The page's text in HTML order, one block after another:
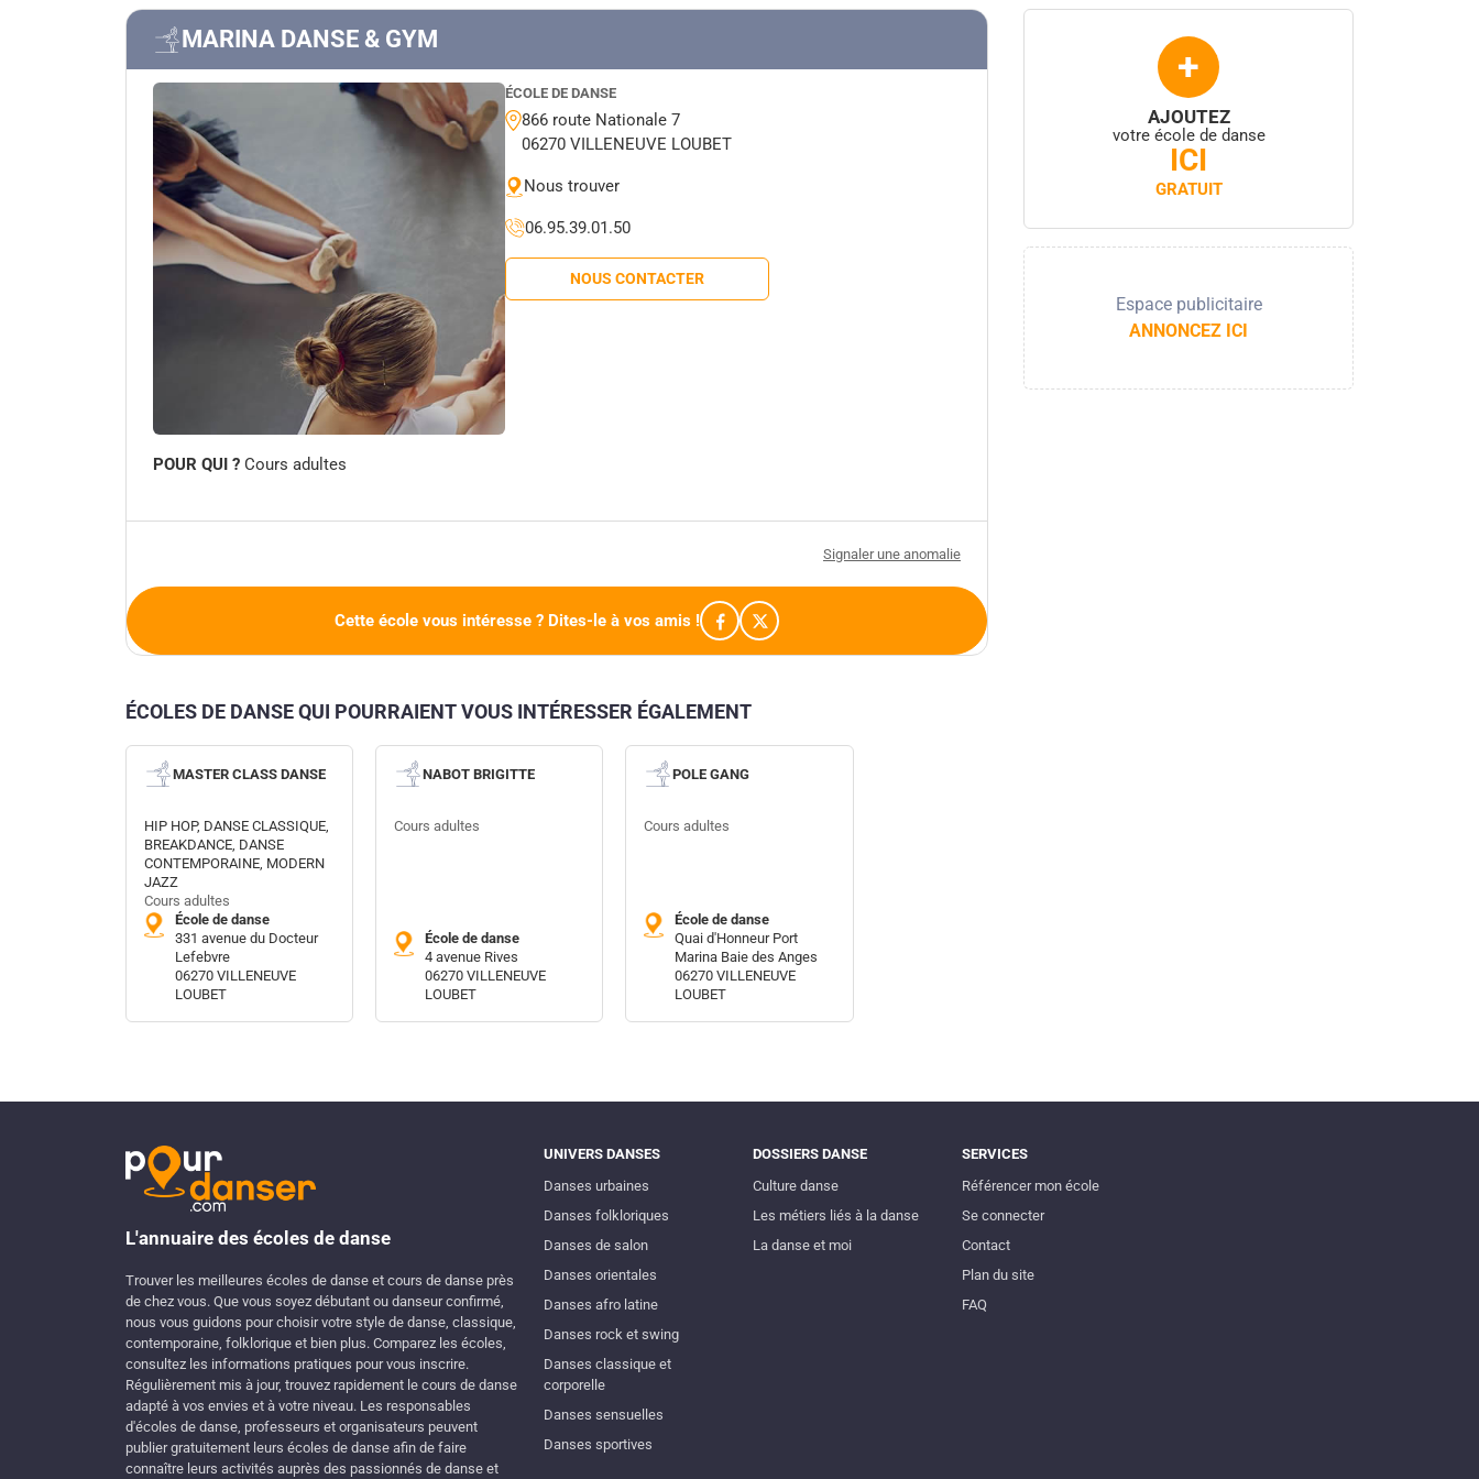
MARINA DANSE & GYM
ÉCOLE DE DANSE
866 route Nationale 7
06270 VILLENEUVE LOUBET
Nous trouver
06.95.39.01.50
NOUS CONTACTER
POUR QUI ? Cours adultes
Signaler une anomalie
Cette école vous intéresse ? Dites-le à vos amis !
+
AJOUTEZ
votre école de danse
ICI
GRATUIT
Espace publicitaire
ANNONCEZ ICI
ÉCOLES DE DANSE QUI POURRAIENT VOUS INTÉRESSER ÉGALEMENT
MASTER CLASS DANSE
HIP HOP, DANSE CLASSIQUE,
BREAKDANCE, DANSE
CONTEMPORAINE, MODERN
JAZZ
Cours adultes
École de danse
331 avenue du Docteur
Lefebvre
06270 VILLENEUVE
LOUBET
NABOT BRIGITTE
Cours adultes
École de danse
4 avenue Rives
06270 VILLENEUVE
LOUBET
POLE GANG
Cours adultes
École de danse
Quai d'Honneur Port
Marina Baie des Anges
06270 VILLENEUVE
LOUBET
L'annuaire des écoles de danse
Trouver les meilleures écoles de danse et cours de danse près
de chez vous. Que vous soyez débutant ou danseur confirmé,
nous vous guidons pour choisir votre style de danse, classique,
contemporaine, folklorique et bien plus. Comparez les écoles,
consultez les informations pratiques pour vous inscrire.
Régulièrement mis à jour, trouvez rapidement le cours de danse
adapté à vos envies et à votre niveau. Les responsables
d'écoles de danse, professeurs et organisateurs peuvent
publier gratuitement leurs écoles de danse afin de faire
connaître leurs activités auprès des passionnés de danse et
UNIVERS DANSES
Danses urbaines
Danses folkloriques
Danses de salon
Danses orientales
Danses afro latine
Danses rock et swing
Danses classique et
corporelle
Danses sensuelles
Danses sportives
DOSSIERS DANSE
Culture danse
Les métiers liés à la danse
La danse et moi
SERVICES
Référencer mon école
Se connecter
Contact
Plan du site
FAQ